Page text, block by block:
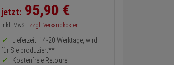
Verfügbakeit
und
Warenkorb-
oder
Konfigurieren-
Button
jetzt: 95,90 €
inkl. MwSt. zzgl. Versandkosten
Lieferzeit: 14-20 Werktage, wird
für Sie produziert**
Kostenfreie Retoure